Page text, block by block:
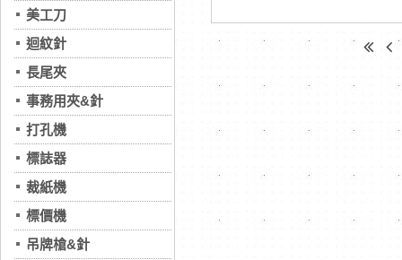
美工刀
迴紋針
長尾夾
事務用夾&針
打孔機
標誌器
裁紙機
標價機
吊牌槍&針